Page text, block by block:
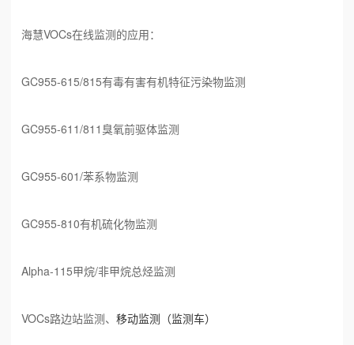
海慧VOCs在线监测的应用：
GC955-615/815有毒有害有机特征污染物监测
GC955-611/811臭氧前驱体监测
GC955-601/苯系物监测
GC955-810有机硫化物监测
Alpha-115甲烷/非甲烷总烃监测
VOCs路边站监测、移动监测（监测车）